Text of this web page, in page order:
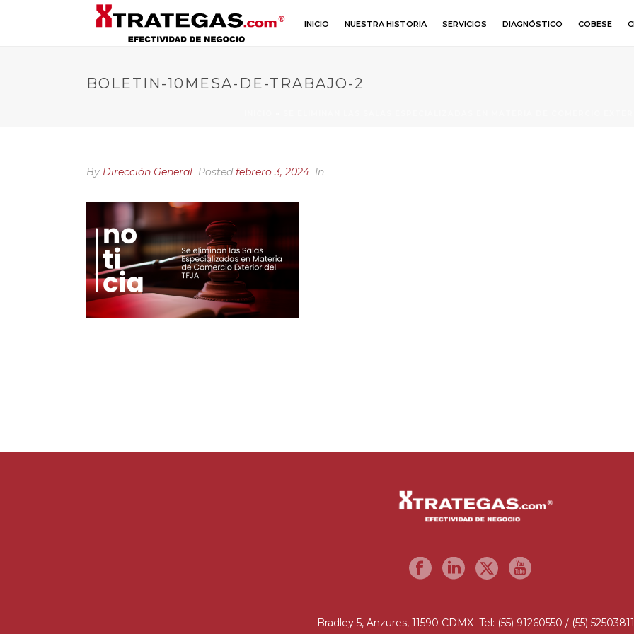
INICIO NUESTRA HISTORIA SERVICIOS DIAGNÓSTICO COBESE
BOLETIN-10MESA-DE-TRABAJO-2
By Dirección General Posted febrero 3, 2024 In
Bradley 5, Anzures, 11590 CDMX Tel: (55) 91260550 / (55) 52503811